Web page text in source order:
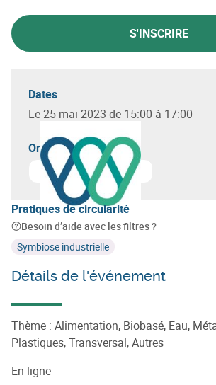
S'INSCRIRE
Dates
Le 25 mai 2023 de 15:00 à 17:00
Organisateur(s)
En savoir plus sur Circular Wallonia
Pratiques de circularité
Besoin d’aide avec les filtres ?
Symbiose industrielle
Détails de l'événement
Thème : Alimentation, Biobasé, Eau,
Plastiques, Transversal, Autres
En ligne